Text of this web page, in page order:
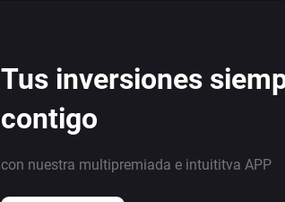
Tus inversiones
contigo
con nuestra multipremiada e intuititva APP